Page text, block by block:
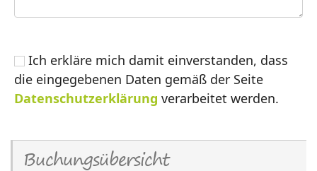
Ich erkläre mich damit einverstanden, dass
die eingegebenen Daten gemäß der Seite
Datenschutzerklärung verarbeitet werden.
Buchungsübersicht